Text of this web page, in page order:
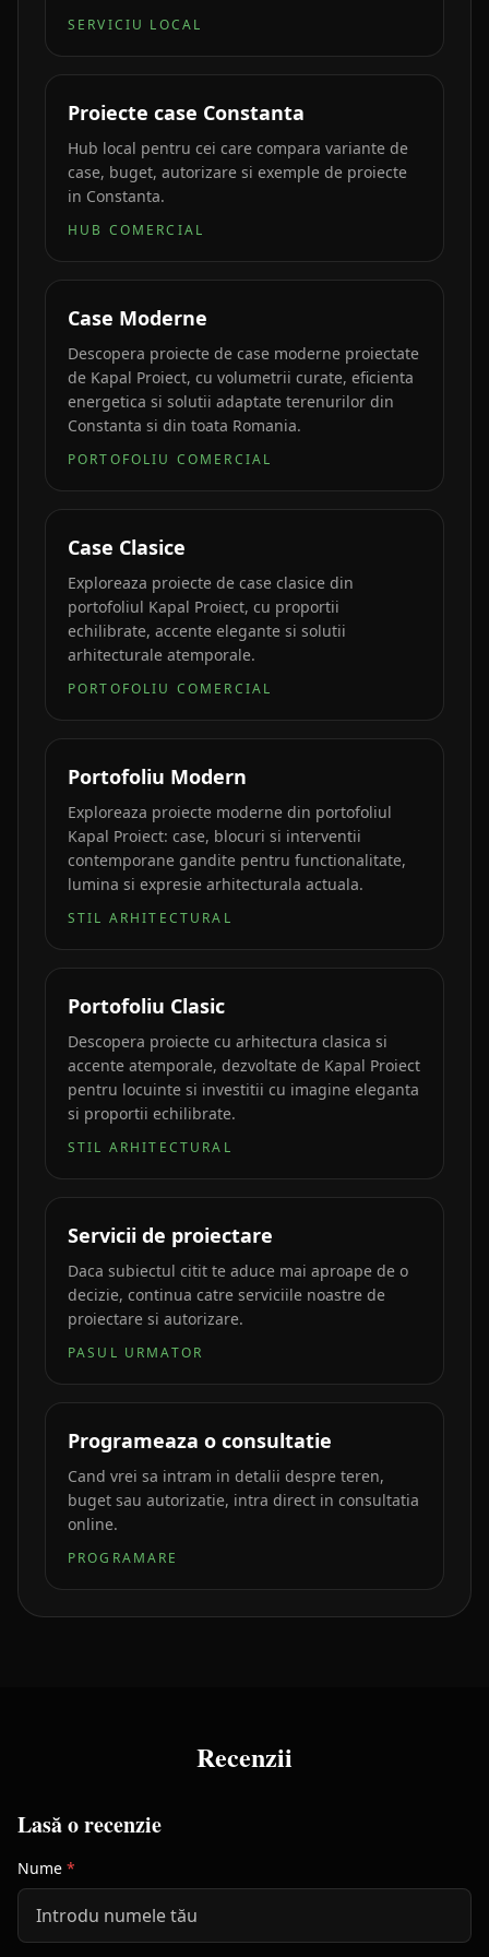
SERVICIU LOCAL
Proiecte case Constanta
Hub local pentru cei care compara variante de
case, buget, autorizare si exemple de proiecte
in Constanta.
HUB COMERCIAL
Case Moderne
Descopera proiecte de case moderne proiectate
de Kapal Proiect, cu volumetrii curate, eficienta
energetica si solutii adaptate terenurilor din
Constanta si din toata Romania.
PORTOFOLIU COMERCIAL
Case Clasice
Exploreaza proiecte de case clasice din
portofoliul Kapal Proiect, cu proportii
echilibrate, accente elegante si solutii
arhitecturale atemporale.
PORTOFOLIU COMERCIAL
Portofoliu Modern
Exploreaza proiecte moderne din portofoliul
Kapal Proiect: case, blocuri si interventii
contemporane gandite pentru functionalitate,
lumina si expresie arhitecturala actuala.
STIL ARHITECTURAL
Portofoliu Clasic
Descopera proiecte cu arhitectura clasica si
accente atemporale, dezvoltate de Kapal Proiect
pentru locuinte si investitii cu imagine eleganta
si proportii echilibrate.
STIL ARHITECTURAL
Servicii de proiectare
Daca subiectul citit te aduce mai aproape de o
decizie, continua catre serviciile noastre de
proiectare si autorizare.
PASUL URMATOR
Programeaza o consultatie
Cand vrei sa intram in detalii despre teren,
buget sau autorizatie, intra direct in consultatia
online.
PROGRAMARE
Recenzii
Lasă o recenzie
Nume *